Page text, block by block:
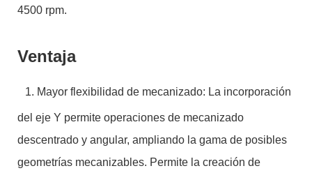
4500 rpm.
Ventaja
1. Mayor flexibilidad de mecanizado: La incorporación
del eje Y permite operaciones de mecanizado
descentrado y angular, ampliando la gama de posibles
geometrías mecanizables. Permite la creación de